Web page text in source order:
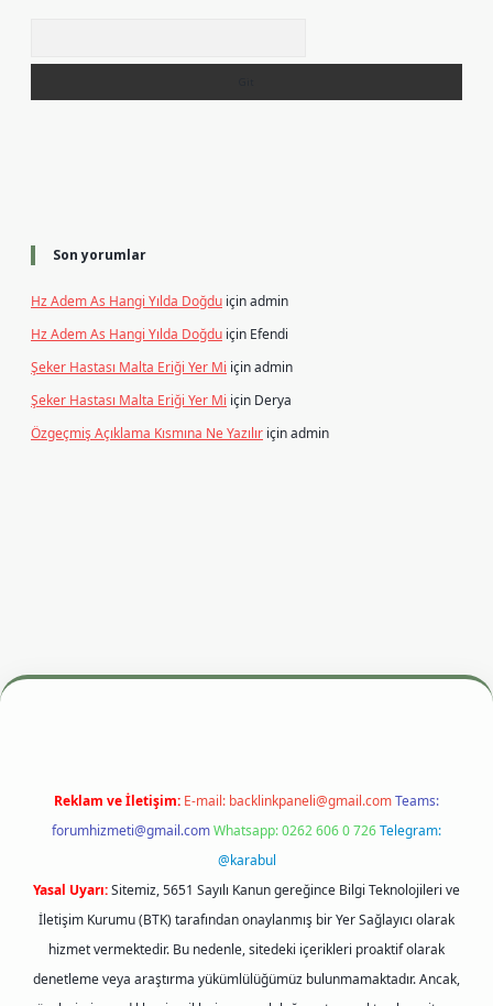
Son yorumlar
Hz Adem As Hangi Yılda Doğdu içinadmin
Hz Adem As Hangi Yılda Doğdu için Efendi
Şeker Hastası Malta Eriği Yer Mi içinadmin
Şeker Hastası Malta Eriği Yer Mi için Derya
Özgeçmiş Açıklama Kısmına Ne Yazılır içinadmin
betexper.xyzm elexbet
Reklam ve İletişim: E-mail: backlinkpaneli@gmail.comTeams:
forumhizmeti@gmail.comWhatsapp: 0262 606 0 726Telegram:
@karabul
Yasal Uyarı:Sitemiz, 5651 Sayılı Kanun gereğince Bilgi Teknolojileri ve
İletişim Kurumu (BTK) tarafından onaylanmış bir Yer Sağlayıcı olarak
hizmet vermektedir. Bu nedenle, sitedeki içerikleri proaktif olarak
denetleme veya araştırma yükümlülüğümüz bulunmamaktadır. Ancak,